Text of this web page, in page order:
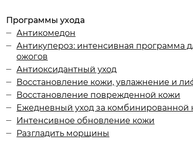
Аскорбил пальмитат
Аскорбил фосфат магния
Программы ухода
Антикомедон
Антикупероз: интенсивная программа
ожогов
Антиоксидантный уход
Восстановление кожи, увлажнение и
Восстановление поврежденной кожи
Ежедневный уход за комбинированной
Интенсивное обновление кожи
Разгладить морщины